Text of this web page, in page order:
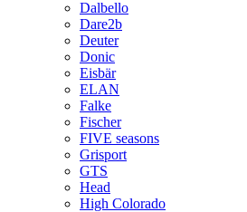
Dalbello
Dare2b
Deuter
Donic
Eisbär
ELAN
Falke
Fischer
FIVE seasons
Grisport
GTS
Head
High Colorado